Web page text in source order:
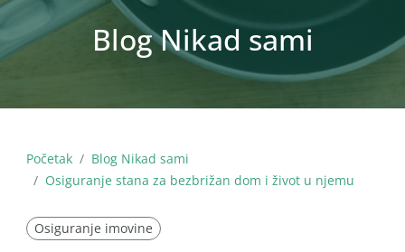
Blog Nikad sami
Početak
Blog Nikad sami
Osiguranje stana za bezbrižan dom i život u njemu
Osiguranje imovine